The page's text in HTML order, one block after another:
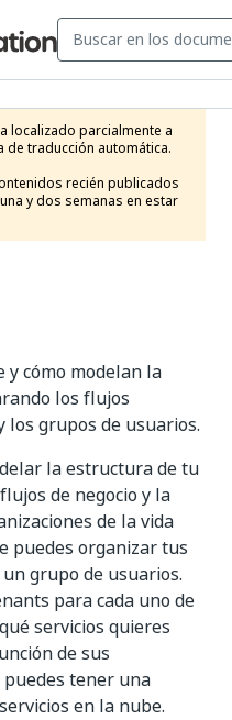
localizado parcialmente a
de traducción automática.
recién publicados
y dos semanas en estar
y cómo modelan la
los flujos
los grupos de usuarios.
la estructura de tu
de negocio y la
de la vida
puedes organizar tus
grupo de usuarios.
para cada uno de
servicios quieres
de sus
puedes tener una
en la nube.